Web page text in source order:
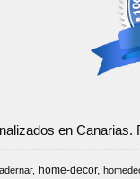
en
home-decor